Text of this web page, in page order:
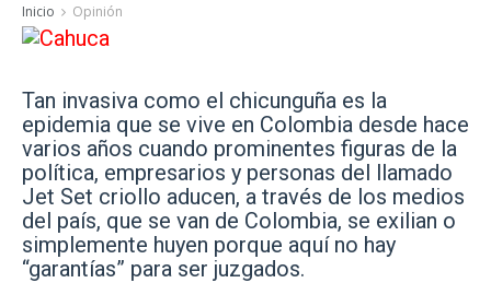
Inicio Opinión
Tan invasiva como el chicunguña es la
epidemia que se vive en Colombia desde hace
varios años cuando prominentes figuras de la
política, empresarios y personas del llamado
Jet Set criollo aducen, a través de los medios
del país, que se van de Colombia, se exilian o
simplemente huyen porque aquí no hay
“garantías” para ser juzgados.